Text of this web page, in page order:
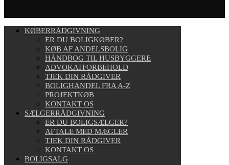
KØBERRÅDGIVNING
ER DU BOLIGKØBER?
KØB AF ANDELSBOLIG
HÅNDBOG TIL HUSBYGGERE
ADVOKATFORBEHOLD
TJEK DIN RÅDGIVER
BOLIGHANDEL FRA A-Z
PROJEKTKØB
KONTAKT OS
SÆLGERRÅDGIVNING
ER DU BOLIGSÆLGER?
AFTALE MED MÆGLER
TJEK DIN RÅDGIVER
KONTAKT OS
BOLIGSALG